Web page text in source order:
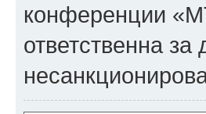
конференции
ответственна за